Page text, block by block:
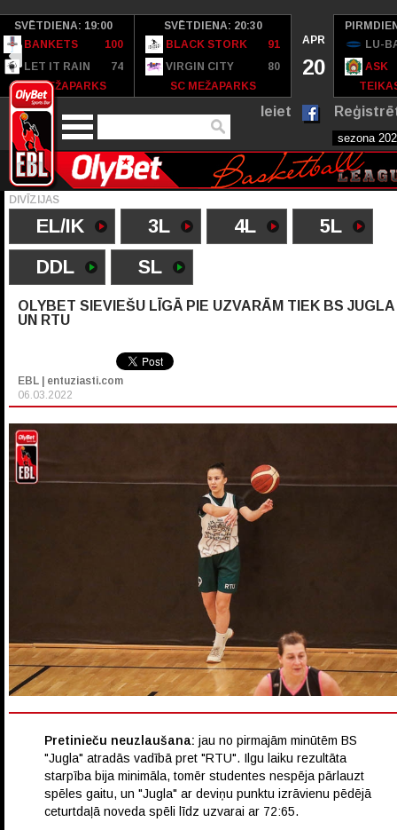
SVĒTDIENA: 19:00
BANKETS
100
LET IT RAIN
74
SC MEŽAPARKS
SVĒTDIENA: 20:30
BLACK STORK
91
VIRGIN CITY
80
SC MEŽAPARKS
APR
20
LU-
ASK
Ieiet
DIVĪZIJAS
EL/IK 3L 4L
5L
DDL
SL
OLYBET SIEVIEŠU LĪGĀ PIE UZVARĀM TIEK BS JUGLA
UN RTU
EBL | entuziasti.com
06.03.2022
Pretinieču neuzlaušana: jau no pirmajām minūtēm BS
"Jugla" atradās vadībā pret "RTU". Ilgu laiku rezultāta
starpība bija minimāla, tomēr studentes nespēja pārlauzt
spēles gaitu, un "Jugla" ar deviņu punktu izrāvienu pēdējā
ceturtdaļā noveda spēli līdz uzvarai ar 72:65.